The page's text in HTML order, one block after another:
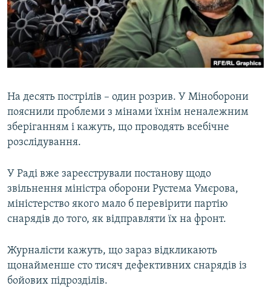
ПОДКАСТИ
КРИМ РЕАЛІЇ
РУС
КТАТ
ДОЛУЧАЙСЯ!
Усі сайти RFE/RL
На десять пострілів – один розрив. У Міноборони
пояснили проблеми з мінами їхнім неналежним
зберіганням і кажуть, що проводять всебічне
розслідування.
У Раді вже зареєстрували постанову щодо
звільнення міністра оборони Рустема Умєрова,
міністерство якого мало б перевірити партію
снарядів до того, як відправляти їх на фронт.
Журналісти кажуть, що зараз відкликають
щонайменше сто тисяч дефективних снарядів із
бойових підрозділів.